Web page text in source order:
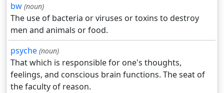
bw (noun)
The use of bacteria or viruses or toxins to destroy
men and animals or food.
psyche (noun)
That which is responsible for one's thoughts,
feelings, and conscious brain functions. The seat of
the faculty of reason.